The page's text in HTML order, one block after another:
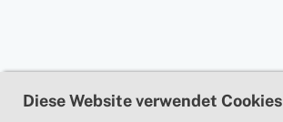
Diese Website verwendet Cookies